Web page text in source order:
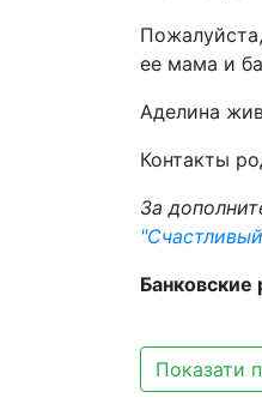
ее мама и
Аделина
Контакты
За
Показати